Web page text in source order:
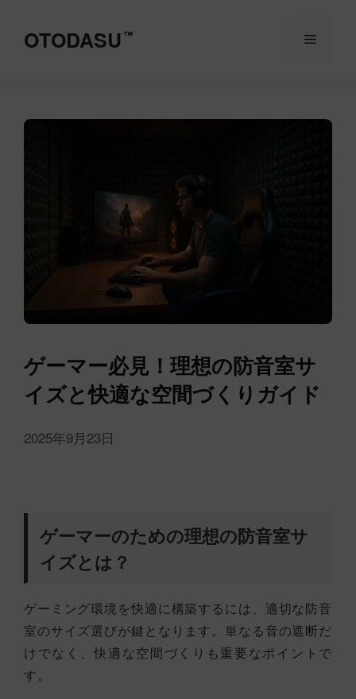
OTODASU ™ メ
ゲーマー必見！理想の防音室サ
イズと快適な空間づくりガイド
2025年9月23日
ゲーマーのための理想の防音室サ
イズとは？
ゲーミング環境を快適に構築するには、適切な防音
室のサイズ選びが鍵となります。単なる音の遮断だ
けでなく、快適な空間づくりも重要なポイントで
す。